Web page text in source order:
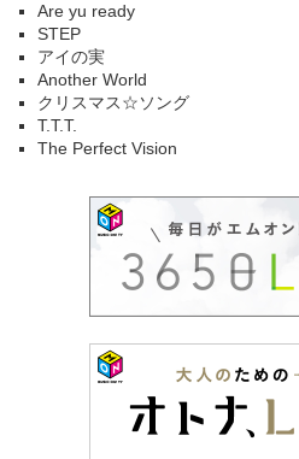
Are yu ready
STEP
アイの実
Another World
クリスマス☆ソング
T.T.T.
The Perfect Vision